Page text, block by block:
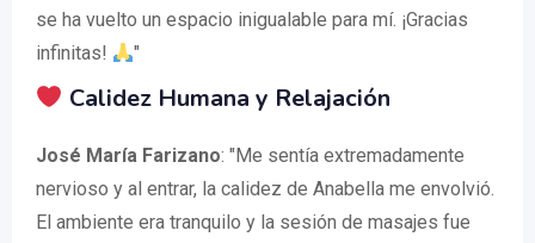
se ha vuelto un espacio inigualable para mí. ¡Gracias
infinitas!
"
Calidez Humana y Relajación
José María Farizano: "Me sentía extremadamente
nervioso y al entrar, la calidez de Anabella me envolvió.
El ambiente era tranquilo y la sesión de masajes fue